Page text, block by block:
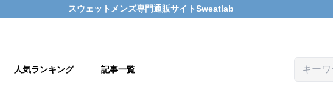
スウェットメンズ専門通販サイトSweatlab
人気ランキング 記事一覧